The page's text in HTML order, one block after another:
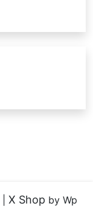
X Shop by Wp